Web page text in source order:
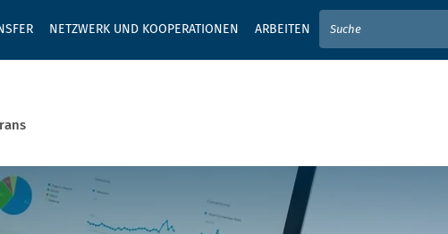
NETZWERK UND KOOPERATIONEN ARBEITEN
GEBEN SIE HIER IHREN SUCHBEGRIFF EIN